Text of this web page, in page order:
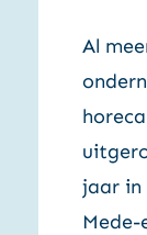
Al
jaar in